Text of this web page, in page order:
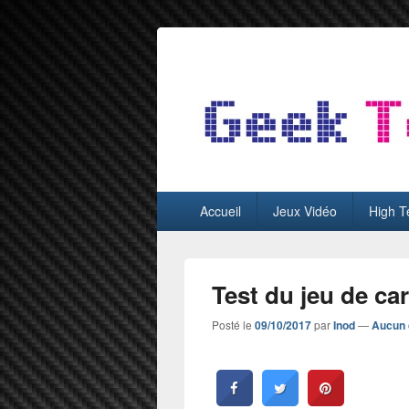
GeekTest
principalAccueil Jeux Vidéo High
Test du jeu de
Posté le 09/10/2017parInod—Aucun